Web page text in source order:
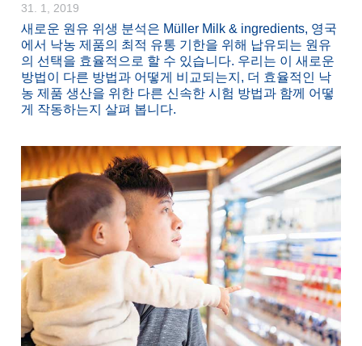
31. 1, 2019
새로운 원유 위생 분석은 Müller Milk & ingredients, 영국
에서 낙농 제품의 최적 유통 기한을 위해 납유되는 원유
의 선택을 효율적으로 할 수 있습니다. 우리는 이 새로운
방법이 다른 방법과 어떻게 비교되는지, 더 효율적인 낙
농 제품 생산을 위한 다른 신속한 시험 방법과 함께 어떻
게 작동하는지 살펴 봅니다.